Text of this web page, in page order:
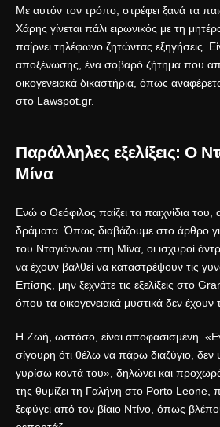
Με αυτόν τον τρόπο, στρέφει ξανά τα
Χάρης γίνεται πάλι ειρωνικός με τη
παίρνει τηλέφωνο ζητώντας εξηγήσεις.
αποξένωσης, ένα σοβαρό ζήτημα που
οικογενειακά δικαστήρια, όπως
στο Lawspot.gr.
Παράλληλες εξελίξεις: Ο
Μίνα
Ενώ ο Θεόφιλος παίζει τα παιχνίδια
δράματα. Όπως διαβάζουμε στο άρθρο
του Νταγιάννου στη Μίνα, οι ισχυροί
να έχουν βαλθεί να καταστρέψουν τις
Επίσης, μην ξεχνάτε τις εξελίξεις στο
όπου τα οικογενειακά μυστικά δεν έχουν
Η Ζωή, ωστόσο, είναι αποφασισμένη.
σίγουρη ότι θέλω να πάρω διαζύγιο,
γυρίσω κοντά του», δηλώνει και
της θυμίζει τη Γαλήνη στο Porto Leone,
ξεφύγει από τον βίαιο Ντίνο, όπως